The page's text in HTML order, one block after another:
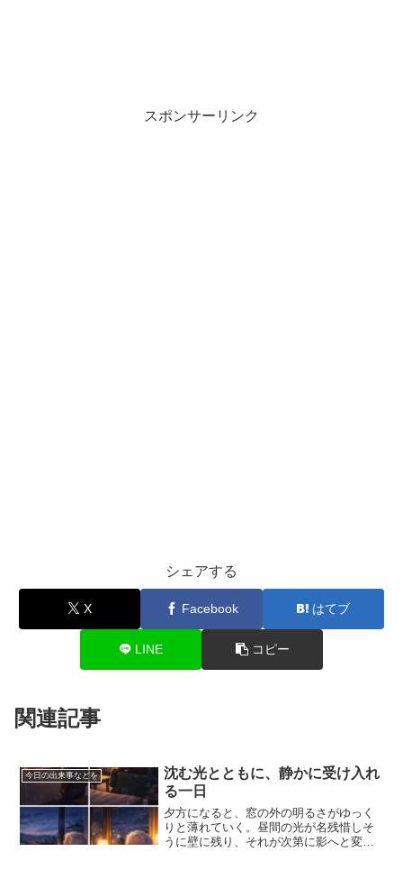
スポンサーリンク
シェアする
X Facebook はてブ
LINE コピー
関連記事
今日の出来事などを
沈む光とともに、静かに受け入れ
る一日
夕方になると、窓の外の明るさがゆっく
りと薄れていく。昼間の光が名残惜しそ
うに壁に残り、それが次第に影へと変わ